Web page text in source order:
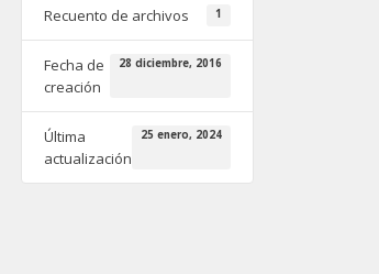
Recuento de archivos 1
Fecha de
creación
28 diciembre, 2016
Última
actualización
25 enero, 2024